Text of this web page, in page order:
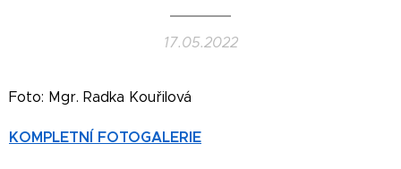
17.05.2022
Foto: Mgr. Radka Kouřilová
KOMPLETNÍ FOTOGALERIE